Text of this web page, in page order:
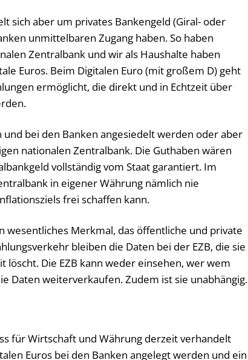
sich aber um privates Bankengeld (Giral- oder
unmittelbaren Zugang haben. So haben
Zentralbank und wir als Haushalte haben
Euros. Beim Digitalen Euro (mit großem D) geht
ermöglicht, die direkt und in Echtzeit über
bei den Banken angesiedelt werden oder aber
nationalen Zentralbank. Die Guthaben wären
vollständig vom Staat garantiert. Im
in eigener Währung nämlich nie
frei schaffen kann.
wesentliches Merkmal, das öffentliche und private
bleiben die Daten bei der EZB, die sie
Die EZB kann weder einsehen, wer wem
Daten weiterverkaufen. Zudem ist sie unabhängig.
für Wirtschaft und Währung derzeit verhandelt
Euros bei den Banken angelegt werden und ein